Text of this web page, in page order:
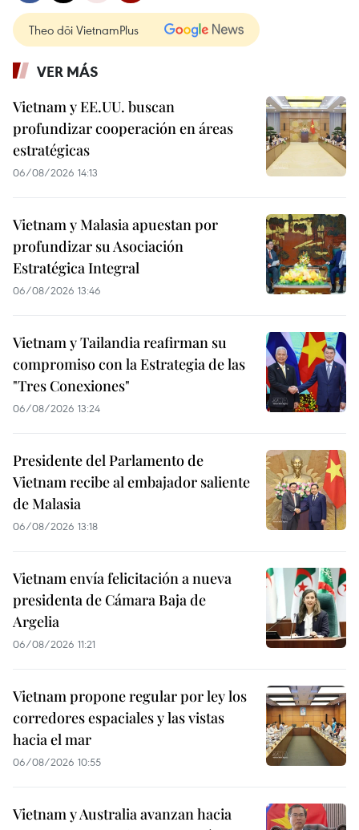
Theo dõi VietnamPlus
VER MÁS
Vietnam y EE.UU. buscan
profundizar cooperación en áreas
estratégicas
06/08/2026 14:13
Vietnam y Malasia apuestan por
profundizar su Asociación
Estratégica Integral
06/08/2026 13:46
Vietnam y Tailandia reafirman su
compromiso con la Estrategia de las
"Tres Conexiones"
06/08/2026 13:24
Presidente del Parlamento de
Vietnam recibe al embajador saliente
de Malasia
06/08/2026 13:18
Vietnam envía felicitación a nueva
presidenta de Cámara Baja de
Argelia
06/08/2026 11:21
Vietnam propone regular por ley los
corredores espaciales y las vistas
hacia el mar
06/08/2026 10:55
Vietnam y Australia avanzan hacia